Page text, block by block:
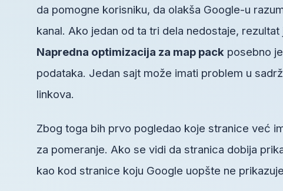
da pomogne korisniku, da olakša Google-u
kanal. Ako jedan od ta tri dela nedostaje,
Napredna optimizacija za map pack posebno
podataka. Jedan sajt može imati problem u
linkova.
Zbog toga bih prvo pogledao koje stranice već
za pomeranje. Ako se vidi da stranica dobija
kao kod stranice koju Google uopšte ne